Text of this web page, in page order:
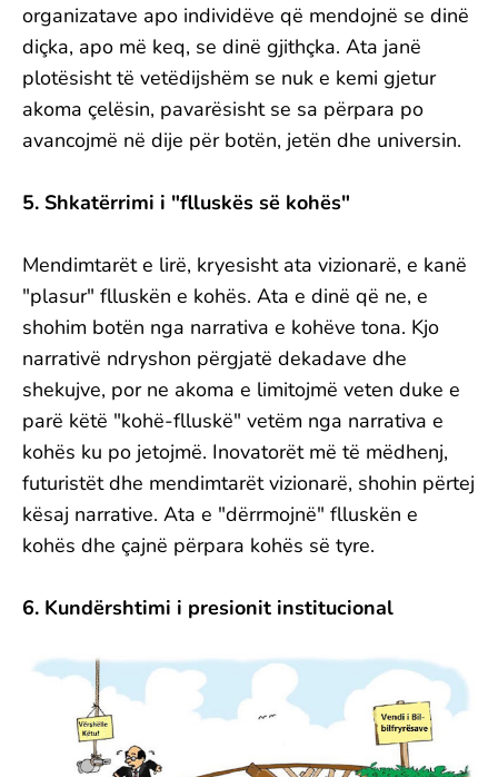
organizatave apo individëve që mendojnë se dinë
diçka, apo më keq, se dinë gjithçka. Ata janë
plotësisht të vetëdijshëm se nuk e kemi gjetur
akoma çelësin, pavarësisht se sa përpara po
avancojmë në dije për botën, jetën dhe universin.
5. Shkatërrimi i "flluskës së kohës"
Mendimtarët e lirë, kryesisht ata vizionarë, e kanë
"plasur" flluskën e kohës. Ata e dinë që ne, e
shohim botën nga narrativa e kohëve tona. Kjo
narrativë ndryshon përgjatë dekadave dhe
shekujve, por ne akoma e limitojmë veten duke e
parë këtë "kohë-flluskë" vetëm nga narrativa e
kohës ku po jetojmë. Inovatorët më të mëdhenj,
futuristët dhe mendimtarët vizionarë, shohin përtej
kësaj narrative. Ata e "dërrmojnë" flluskën e
kohës dhe çajnë përpara kohës së tyre.
6. Kundërshtimi i presionit institucional